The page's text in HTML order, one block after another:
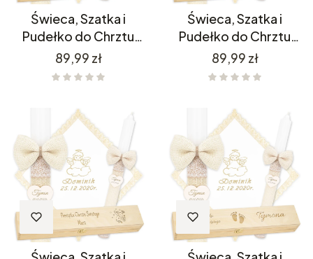
Świeca, Szatka i
Pudełko do Chrztu
C4SH2P11/1
Cena
89,99 zł
Świeca, Szatka i
Pudełko do Chrztu
C4SH2P11/11
Cena
89,99 zł